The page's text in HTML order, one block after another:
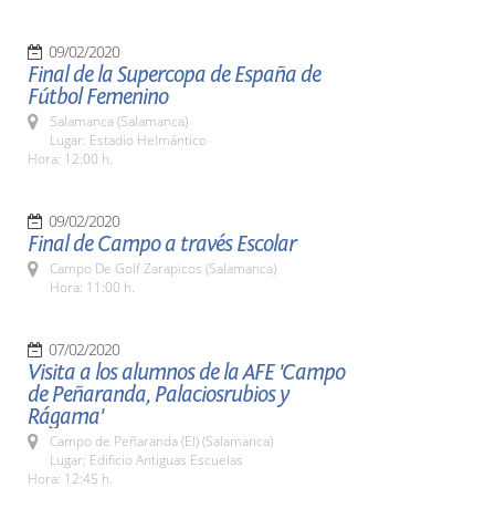
09/02/2020
Final de la Supercopa de España de
Fútbol Femenino
Salamanca (Salamanca)
Lugar: Estadio Helmántico
Hora: 12:00 h.
09/02/2020
Final de Campo a través Escolar
Campo De Golf Zarapicos (Salamanca)
Hora: 11:00 h.
07/02/2020
Visita a los alumnos de la AFE 'Campo
de Peñaranda, Palaciosrubios y
Rágama'
Campo de Peñaranda (El) (Salamanca)
Lugar: Edificio Antiguas Escuelas
Hora: 12:45 h.